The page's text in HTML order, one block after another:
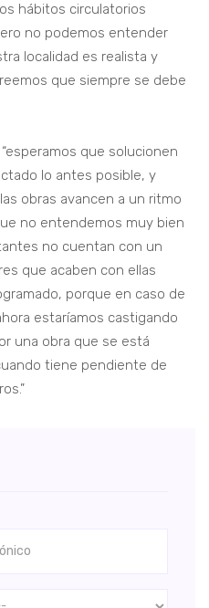
hábitos circulatorios
no podemos entender
localidad es realista y
que siempre se debe
que solucionen
lo antes posible, y
obras avancen a un ritmo
no entendemos muy bien
no cuentan con un
que acaben con ellas
porque en caso de
estaríamos castigando
una obra que se está
tiene pendiente de